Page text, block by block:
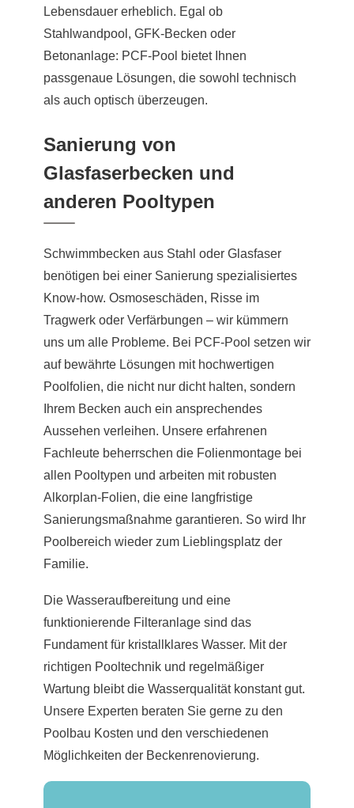
Lebensdauer erheblich. Egal ob
Stahlwandpool, GFK-Becken oder
Betonanlage: PCF-Pool bietet Ihnen
passgenaue Lösungen, die sowohl technisch
als auch optisch überzeugen.
Sanierung von
Glasfaserbecken und
anderen Pooltypen
Schwimmbecken aus Stahl oder Glasfaser
benötigen bei einer Sanierung spezialisiertes
Know-how. Osmoseschäden, Risse im
Tragwerk oder Verfärbungen – wir kümmern
uns um alle Probleme. Bei PCF-Pool setzen wir
auf bewährte Lösungen mit hochwertigen
Poolfolien, die nicht nur dicht halten, sondern
Ihrem Becken auch ein ansprechendes
Aussehen verleihen. Unsere erfahrenen
Fachleute beherrschen die Folienmontage bei
allen Pooltypen und arbeiten mit robusten
Alkorplan-Folien, die eine langfristige
Sanierungsmaßnahme garantieren. So wird Ihr
Poolbereich wieder zum Lieblingsplatz der
Familie.
Die Wasseraufbereitung und eine
funktionierende Filteranlage sind das
Fundament für kristallklares Wasser. Mit der
richtigen Pooltechnik und regelmäßiger
Wartung bleibt die Wasserqualität konstant gut.
Unsere Experten beraten Sie gerne zu den
Poolbau Kosten und den verschiedenen
Möglichkeiten der Beckenrenovierung.